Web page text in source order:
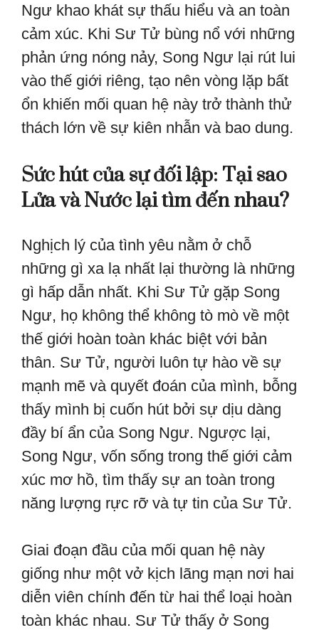
Ngư khao khát sự thấu hiểu và an toàn
cảm xúc. Khi Sư Tử bùng nổ với những
phản ứng nóng nảy, Song Ngư lại rút lui
vào thế giới riêng, tạo nên vòng lặp bất
ổn khiến mối quan hệ này trở thành thử
thách lớn về sự kiên nhẫn và bao dung.
Sức hút của sự đối lập: Tại sao
Lửa và Nước lại tìm đến nhau?
Nghịch lý của tình yêu nằm ở chỗ
những gì xa lạ nhất lại thường là những
gì hấp dẫn nhất. Khi Sư Tử gặp Song
Ngư, họ không thể không tò mò về một
thế giới hoàn toàn khác biệt với bản
thân. Sư Tử, người luôn tự hào về sự
mạnh mẽ và quyết đoán của mình, bỗng
thấy mình bị cuốn hút bởi sự dịu dàng
đầy bí ẩn của Song Ngư. Ngược lại,
Song Ngư, vốn sống trong thế giới cảm
xúc mơ hồ, tìm thấy sự an toàn trong
năng lượng rực rỡ và tự tin của Sư Tử.
Giai đoạn đầu của mối quan hệ này
giống như một vở kịch lãng mạn nơi hai
diễn viên chính đến từ hai thể loại hoàn
toàn khác nhau. Sư Tử thấy ở Song